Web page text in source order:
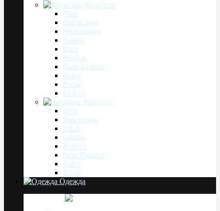
Мужские
Nike
Balenciaga
Nike Jordan
Adidas
Vans
Reebok
New Balance
Asics
Puma
ECCO
Женские
Nike
Balenciaga
FILA
Adidas
Reebok
New Balance
Asics
Puma
Одежда